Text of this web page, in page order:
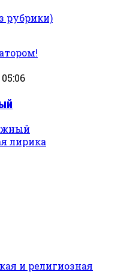
рубрики)
лирика
и религиозная